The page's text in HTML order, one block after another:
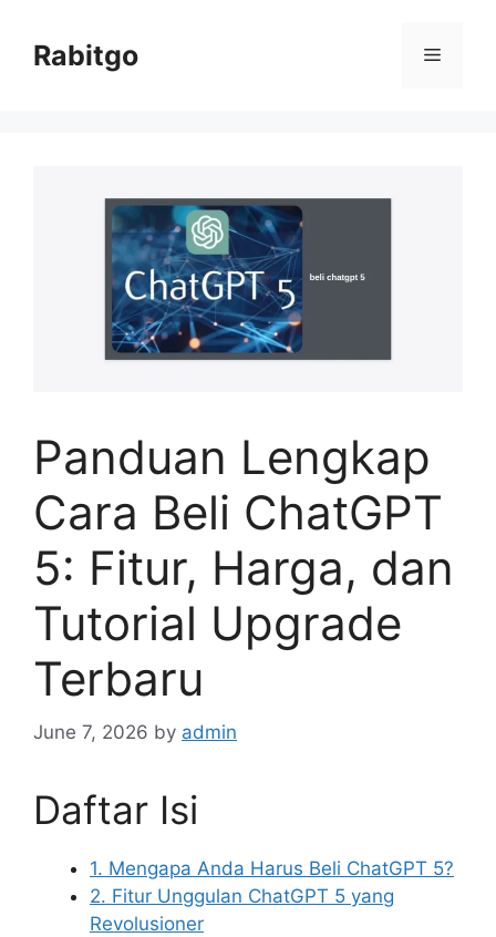
contentRabitgo Menu
Panduan Lengkap
Cara Beli ChatGPT
5: Fitur, Harga, dan
Tutorial Upgrade
Terbaru
June 7, 2026 by admin
Daftar Isi
1. Mengapa Anda Harus Beli ChatGPT 5?
2. Fitur Unggulan ChatGPT 5 yang
Revolusioner